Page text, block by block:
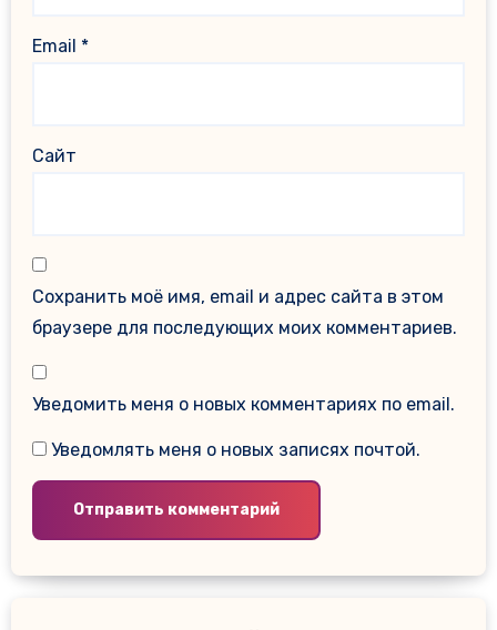
Email *
Сайт
Сохранить моё имя, email и адрес сайта в этом
браузере для последующих моих комментариев.
Уведомить меня о новых комментариях по email.
Уведомлять меня о новых записях почтой.